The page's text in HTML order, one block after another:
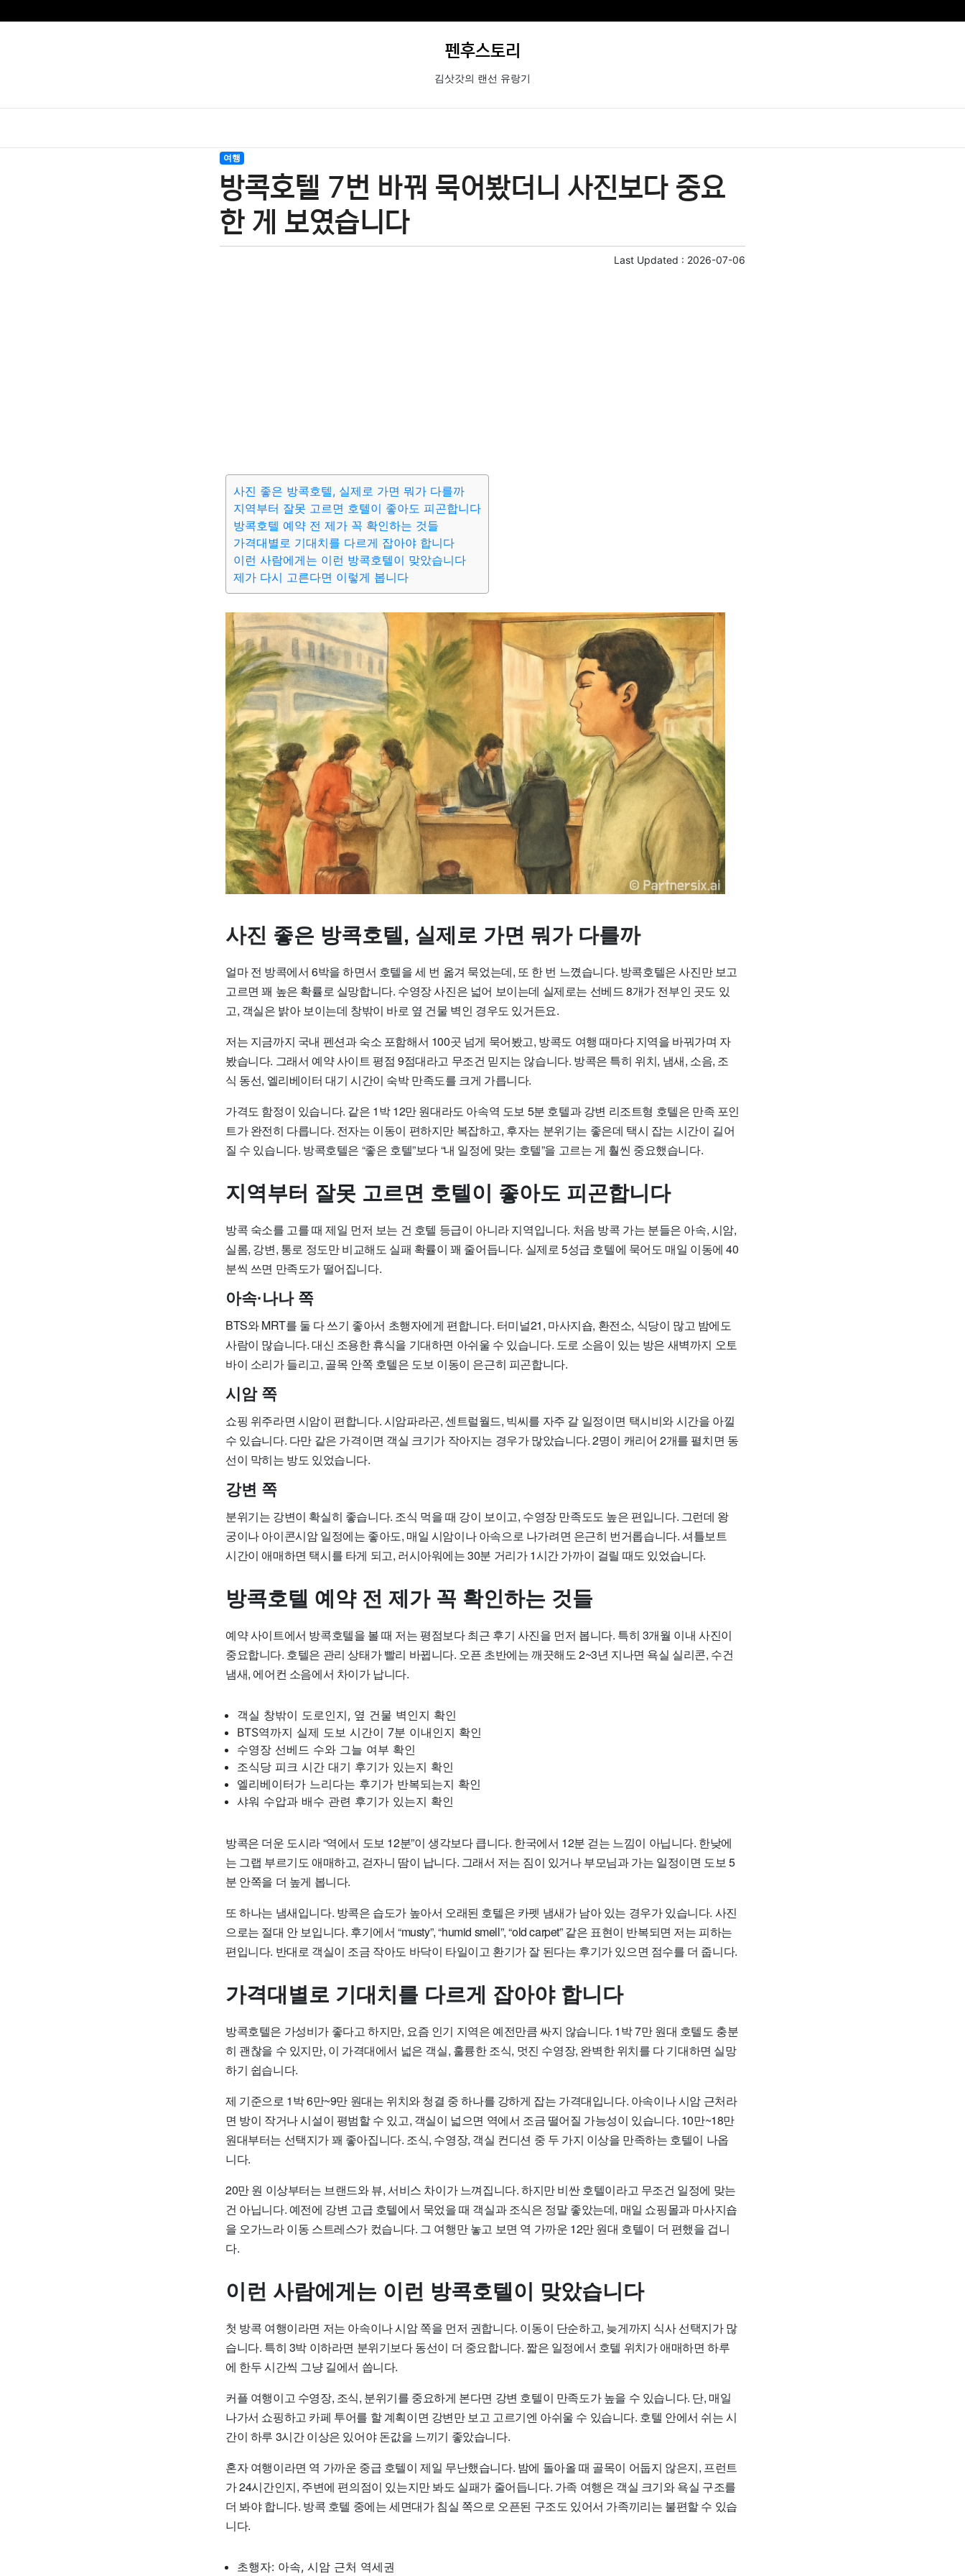
펜후스토리
김삿갓의 랜선 유랑기
여행
방콕호텔 7번 바꿔 묵어봤더니 사진보다 중요
한 게 보였습니다
Last Updated : 2026-07-06
사진 좋은 방콕호텔, 실제로 가면 뭐가 다를까
지역부터 잘못 고르면 호텔이 좋아도 피곤합니다
방콕호텔 예약 전 제가 꼭 확인하는 것들
가격대별로 기대치를 다르게 잡아야 합니다
이런 사람에게는 이런 방콕호텔이 맞았습니다
제가 다시 고른다면 이렇게 봅니다
사진 좋은 방콕호텔, 실제로 가면 뭐가 다를까
얼마 전 방콕에서 6박을 하면서 호텔을 세 번 옮겨 묵었는데, 또 한 번 느꼈습니다. 방콕호텔은 사진만 보고
고르면 꽤 높은 확률로 실망합니다. 수영장 사진은 넓어 보이는데 실제로는 선베드 8개가 전부인 곳도 있
고, 객실은 밝아 보이는데 창밖이 바로 옆 건물 벽인 경우도 있거든요.
저는 지금까지 국내 펜션과 숙소 포함해서 100곳 넘게 묵어봤고, 방콕도 여행 때마다 지역을 바꿔가며 자
봤습니다. 그래서 예약 사이트 평점 9점대라고 무조건 믿지는 않습니다. 방콕은 특히 위치, 냄새, 소음, 조
식 동선, 엘리베이터 대기 시간이 숙박 만족도를 크게 가릅니다.
가격도 함정이 있습니다. 같은 1박 12만 원대라도 아속역 도보 5분 호텔과 강변 리조트형 호텔은 만족 포인
트가 완전히 다릅니다. 전자는 이동이 편하지만 복잡하고, 후자는 분위기는 좋은데 택시 잡는 시간이 길어
질 수 있습니다. 방콕호텔은 “좋은 호텔”보다 “내 일정에 맞는 호텔”을 고르는 게 훨씬 중요했습니다.
지역부터 잘못 고르면 호텔이 좋아도 피곤합니다
방콕 숙소를 고를 때 제일 먼저 보는 건 호텔 등급이 아니라 지역입니다. 처음 방콕 가는 분들은 아속, 시암,
실롬, 강변, 통로 정도만 비교해도 실패 확률이 꽤 줄어듭니다. 실제로 5성급 호텔에 묵어도 매일 이동에 40
분씩 쓰면 만족도가 떨어집니다.
아속·나나 쪽
BTS와 MRT를 둘 다 쓰기 좋아서 초행자에게 편합니다. 터미널21, 마사지숍, 환전소, 식당이 많고 밤에도
사람이 많습니다. 대신 조용한 휴식을 기대하면 아쉬울 수 있습니다. 도로 소음이 있는 방은 새벽까지 오토
바이 소리가 들리고, 골목 안쪽 호텔은 도보 이동이 은근히 피곤합니다.
시암 쪽
쇼핑 위주라면 시암이 편합니다. 시암파라곤, 센트럴월드, 빅씨를 자주 갈 일정이면 택시비와 시간을 아낄
수 있습니다. 다만 같은 가격이면 객실 크기가 작아지는 경우가 많았습니다. 2명이 캐리어 2개를 펼치면 동
선이 막히는 방도 있었습니다.
강변 쪽
분위기는 강변이 확실히 좋습니다. 조식 먹을 때 강이 보이고, 수영장 만족도도 높은 편입니다. 그런데 왕
궁이나 아이콘시암 일정에는 좋아도, 매일 시암이나 아속으로 나가려면 은근히 번거롭습니다. 셔틀보트
시간이 애매하면 택시를 타게 되고, 러시아워에는 30분 거리가 1시간 가까이 걸릴 때도 있었습니다.
방콕호텔 예약 전 제가 꼭 확인하는 것들
예약 사이트에서 방콕호텔을 볼 때 저는 평점보다 최근 후기 사진을 먼저 봅니다. 특히 3개월 이내 사진이
중요합니다. 호텔은 관리 상태가 빨리 바뀝니다. 오픈 초반에는 깨끗해도 2~3년 지나면 욕실 실리콘, 수건
냄새, 에어컨 소음에서 차이가 납니다.
객실 창밖이 도로인지, 옆 건물 벽인지 확인
BTS역까지 실제 도보 시간이 7분 이내인지 확인
수영장 선베드 수와 그늘 여부 확인
조식당 피크 시간 대기 후기가 있는지 확인
엘리베이터가 느리다는 후기가 반복되는지 확인
샤워 수압과 배수 관련 후기가 있는지 확인
방콕은 더운 도시라 “역에서 도보 12분”이 생각보다 큽니다. 한국에서 12분 걷는 느낌이 아닙니다. 한낮에
는 그랩 부르기도 애매하고, 걷자니 땀이 납니다. 그래서 저는 짐이 있거나 부모님과 가는 일정이면 도보 5
분 안쪽을 더 높게 봅니다.
또 하나는 냄새입니다. 방콕은 습도가 높아서 오래된 호텔은 카펫 냄새가 남아 있는 경우가 있습니다. 사진
으로는 절대 안 보입니다. 후기에서 “musty”, “humid smell”, “old carpet” 같은 표현이 반복되면 저는 피하는
편입니다. 반대로 객실이 조금 작아도 바닥이 타일이고 환기가 잘 된다는 후기가 있으면 점수를 더 줍니다.
가격대별로 기대치를 다르게 잡아야 합니다
방콕호텔은 가성비가 좋다고 하지만, 요즘 인기 지역은 예전만큼 싸지 않습니다. 1박 7만 원대 호텔도 충분
히 괜찮을 수 있지만, 이 가격대에서 넓은 객실, 훌륭한 조식, 멋진 수영장, 완벽한 위치를 다 기대하면 실망
하기 쉽습니다.
제 기준으로 1박 6만~9만 원대는 위치와 청결 중 하나를 강하게 잡는 가격대입니다. 아속이나 시암 근처라
면 방이 작거나 시설이 평범할 수 있고, 객실이 넓으면 역에서 조금 떨어질 가능성이 있습니다. 10만~18만
원대부터는 선택지가 꽤 좋아집니다. 조식, 수영장, 객실 컨디션 중 두 가지 이상을 만족하는 호텔이 나옵
니다.
20만 원 이상부터는 브랜드와 뷰, 서비스 차이가 느껴집니다. 하지만 비싼 호텔이라고 무조건 일정에 맞는
건 아닙니다. 예전에 강변 고급 호텔에서 묵었을 때 객실과 조식은 정말 좋았는데, 매일 쇼핑몰과 마사지숍
을 오가느라 이동 스트레스가 컸습니다. 그 여행만 놓고 보면 역 가까운 12만 원대 호텔이 더 편했을 겁니
다.
이런 사람에게는 이런 방콕호텔이 맞았습니다
첫 방콕 여행이라면 저는 아속이나 시암 쪽을 먼저 권합니다. 이동이 단순하고, 늦게까지 식사 선택지가 많
습니다. 특히 3박 이하라면 분위기보다 동선이 더 중요합니다. 짧은 일정에서 호텔 위치가 애매하면 하루
에 한두 시간씩 그냥 길에서 씁니다.
커플 여행이고 수영장, 조식, 분위기를 중요하게 본다면 강변 호텔이 만족도가 높을 수 있습니다. 단, 매일
나가서 쇼핑하고 카페 투어를 할 계획이면 강변만 보고 고르기엔 아쉬울 수 있습니다. 호텔 안에서 쉬는 시
간이 하루 3시간 이상은 있어야 돈값을 느끼기 좋았습니다.
혼자 여행이라면 역 가까운 중급 호텔이 제일 무난했습니다. 밤에 돌아올 때 골목이 어둡지 않은지, 프런트
가 24시간인지, 주변에 편의점이 있는지만 봐도 실패가 줄어듭니다. 가족 여행은 객실 크기와 욕실 구조를
더 봐야 합니다. 방콕 호텔 중에는 세면대가 침실 쪽으로 오픈된 구조도 있어서 가족끼리는 불편할 수 있습
니다.
초행자: 아속, 시암 근처 역세권